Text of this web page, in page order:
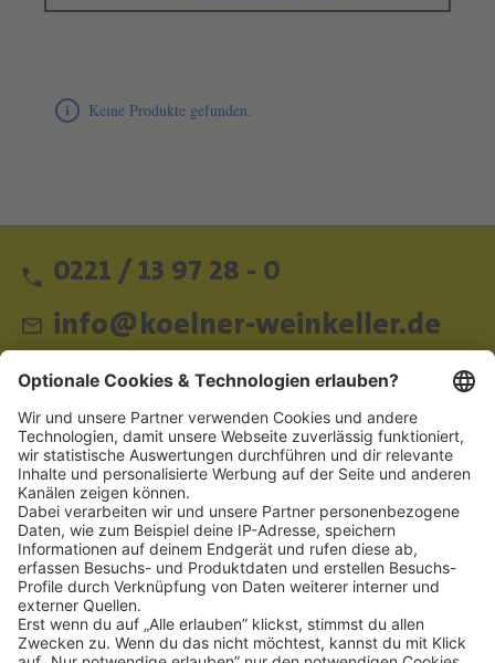
Keine Produkte gefunden.
0221 / 13 97 28 - 0
info@koelner-weinkeller.de
Schnellzugriff
ZAHLUNGSMETHODEN
SOCIAL
NEWSLETTER